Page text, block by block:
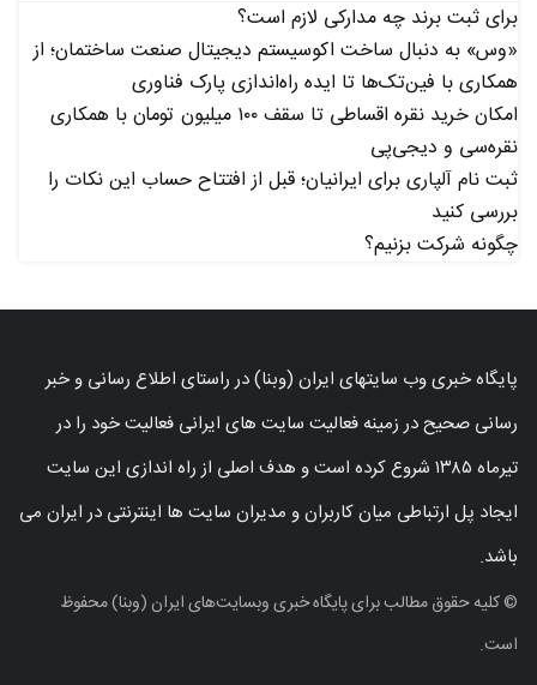
برای ثبت برند چه مدارکی لازم است؟
«وس» به دنبال ساخت اکوسیستم دیجیتال صنعت ساختمان؛ از
همکاری با فین‌تک‌ها تا ایده راه‌اندازی پارک فناوری
امکان خرید نقره اقساطی تا سقف ۱۰۰ میلیون تومان با همکاری
نقره‌سی و دیجی‌پی
ثبت نام آلپاری برای ایرانیان؛ قبل از افتتاح حساب این نکات را
بررسی کنید
چگونه شرکت بزنیم؟
پایگاه خبری وب سایتهای ایران (وبنا) در راستای اطلاع رسانی و خبر
رسانی صحیح در زمینه فعالیت سایت های ایرانی فعالیت خود را در
تیرماه ۱۳۸۵ شروع کرده است و هدف اصلی از راه اندازی این سایت
ایجاد پل ارتباطی میان کاربران و مدیران سایت ها اینترنتی در ایران می
باشد.
© کلیه حقوق مطالب برای پایگاه خبری وبسایت‌های ایران (وبنا) محفوظ
است.